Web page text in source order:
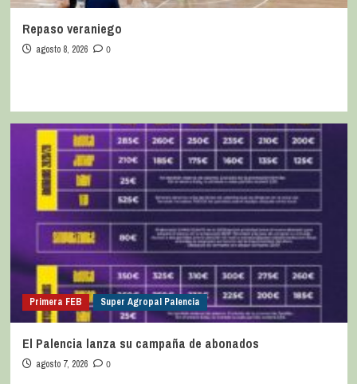
Repaso veraniego
agosto 8, 2026 0
Primera FEB Super Agropal Palencia
El Palencia lanza su campaña de abonados
agosto 7, 2026 0